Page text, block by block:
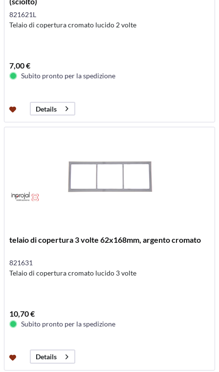
821621L
Telaio di copertura cromato lucido 2 volte
7,00 €
Subito pronto per la spedizione
Details
telaio di copertura 3 volte 62x168mm, argento cromato
821631
Telaio di copertura cromato lucido 3 volte
10,70 €
Subito pronto per la spedizione
Details